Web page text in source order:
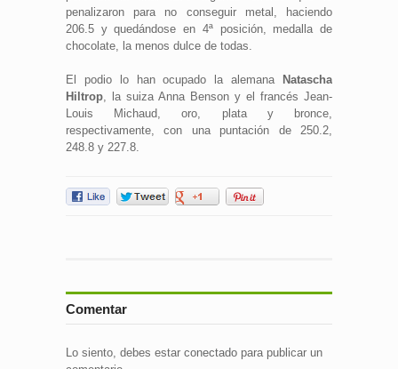
penalizaron para no conseguir metal, haciendo
206.5 y quedándose en 4ª posición, medalla de
chocolate, la menos dulce de todas.
El podio lo han ocupado la alemana Natascha
Hiltrop , la suiza Anna Benson y el francés Jean-
Louis Michaud, oro, plata y bronce,
respectivamente, con una puntación de 250.2,
248.8 y 227.8.
Comentar
Lo siento, debes estar conectado para publicar un